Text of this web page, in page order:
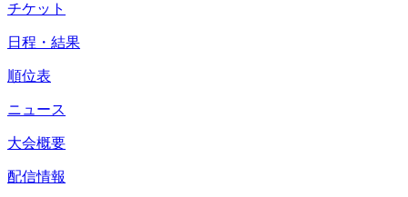
チケット
日程・結果
順位表
ニュース
大会概要
配信情報